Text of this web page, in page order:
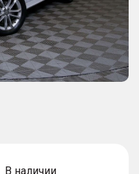
В наличии